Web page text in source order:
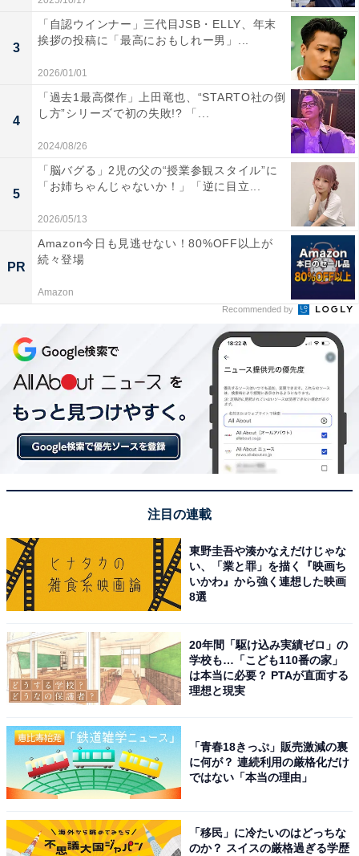
3
「自認ウインナー」三代目JSB・ELLY、年末
挨拶の投稿に「最高におもしれー男」...
2026/01/01
4
「過去1最高傑作」上田竜也、“STARTO社の倒
し方”シリーズで初の失敗!? 「...
2024/08/26
5
「脳バグる」2児の父の“授業参観スタイル”に
「お姉ちゃんじゃないか！」「逆に目立...
2026/05/13
PR
Amazon今日も見逃せない！80%OFF以上が
続々登場
Amazon
Recommended by
注目の連載
東野圭吾や湊かなえだけじゃな
い、「業と罪」を描く『映画ち
いかわ』から強く連想した映画
8選
20年間「駆け込み実績ゼロ」の
学校も…「こども110番の家」
は本当に必要？ PTAが直面する
理想と現実
「青春18きっぷ」販売激減の裏
に何が？ 連続利用の厳格化だけ
ではない「本当の理由」
「移民」に冷たいのはどっちな
のか？ スイスの厳格過ぎる学歴